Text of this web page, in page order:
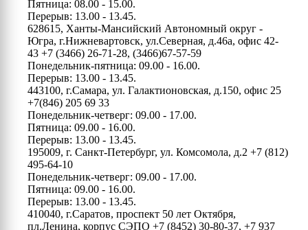
Пятница: 08.00 - 15.00.
Перерыв: 13.00 - 13.45.
628615, Ханты-Мансийский Автономный округ -
Югра, г.Нижневартовск, ул.Северная, д.46а, офис 42-
43 +7 (3466) 26-71-28, (3466)67-57-59
Понедельник-пятница: 09.00 - 16.00.
Перерыв: 13.00 - 13.45.
443100, г.Самара, ул. Галактионовская, д.150, офис 25
+7(846) 205 69 33
Понедельник-четверг: 09.00 - 17.00.
Пятница: 09.00 - 16.00.
Перерыв: 13.00 - 13.45.
195009, г. Санкт-Петербург, ул. Комсомола, д.2 +7 (812)
495-64-10
Понедельник-четверг: 09.00 - 17.00.
Пятница: 09.00 - 16.00.
Перерыв: 13.00 - 13.45.
410040, г.Саратов, проспект 50 лет Октября,
пл.Ленина, корпус СЭПО +7 (8452) 30-80-37, +7 937